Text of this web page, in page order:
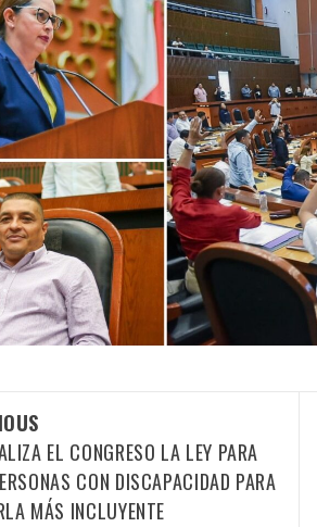
EL CONGRESO LA LEY PARA
CON DISCAPACIDAD PARA
MÁS INCLUYENTE